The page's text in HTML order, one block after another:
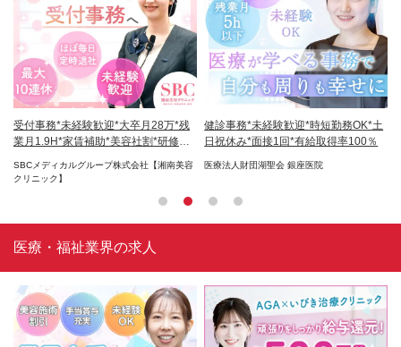
受付事務*未経験歓迎*大卒月28万*残
業月1.9H*家賃補助*美容社割*研修充
SBCメディカルグループ株式会社【湘南美容
クリニック】
健診事務*未経験歓迎*時短勤務OK*土
日祝休み*⾯接1回*有給取得率100％
医療法人財団湖聖会 銀座医院
医療・福祉業界の求人